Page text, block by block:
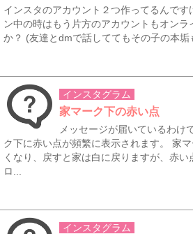
インスタのアカウント２つ作ってるんです
ン中の時はもう片方のアカウントもオン
か？ (友達とdmで話しててもその子の本垢
インスタグラム
家マーク下の赤い点
メッセージが届いているわけ
ク下に赤い点が頻繁に表示されます。 家
くなり、戻すと家は白に戻りますが、赤
ロ...
インスタグラム